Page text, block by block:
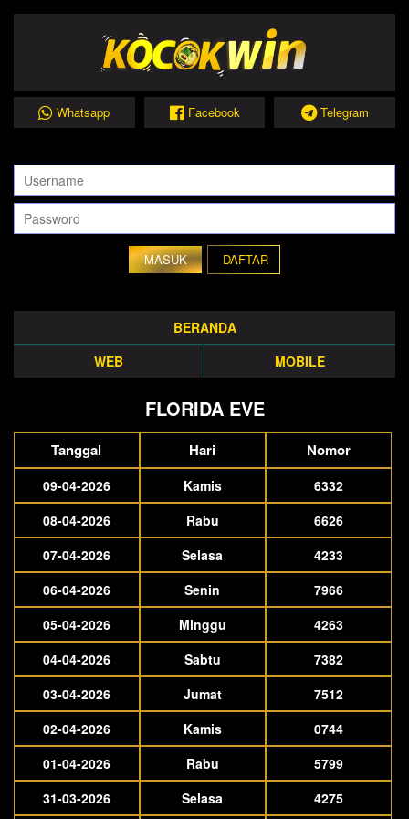
Whatsapp Facebook Telegram
DAFTAR
BERANDA
WEB
MOBILE
FLORIDA EVE
Tanggal Hari Nomor
09-04-2026 Kamis
6332
08-04-2026
Rabu
6626
07-04-2026
Selasa
4233
06-04-2026
Senin
7966
05-04-2026
Minggu
4263
04-04-2026
Sabtu
7382
03-04-2026
Jumat
7512
02-04-2026
Kamis
0744
01-04-2026
Rabu
5799
31-03-2026
Selasa 4275